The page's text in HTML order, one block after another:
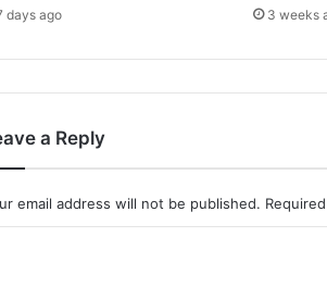
days ago 3 weeks
a Reply
email address will not be published.